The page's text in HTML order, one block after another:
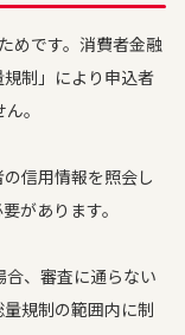
めです。消費者金融
制」により申込者
。
信用情報を照会し
があります。
、審査に通らない
規制の範囲内に制